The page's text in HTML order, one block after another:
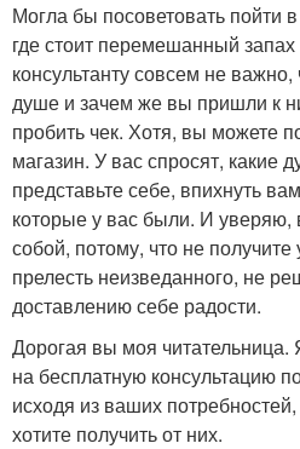
Могла бы посоветовать пойти
где стоит перемешанный
консультанту совсем не важно,
душе и зачем же вы пришли к
пробить чек. Хотя, вы можете
магазин. У вас спросят, какие
представьте себе, впихнуть
которые у вас были. И уверяю,
собой, потому, что не получите
прелесть неизведанного, не
доставлению себе радости.
Дорогая вы моя
на бесплатную консультацию
исходя из ваших
хотите получить от них.